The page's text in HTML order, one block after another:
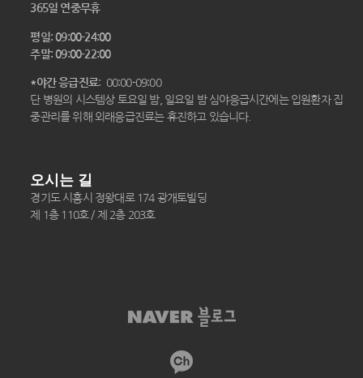
365일 연중무휴
평일: 09:00-24:00
주말: 09:00-22:00
*야간 응급진료: 00:00-09:00
단 병원의 시스템상 토요일 밤, 일요일 밤 심야응급시간에는 입원환자 집
중관리를 위해 외래응급진료는 휴진하고 있습니다.
오시는 길
경기도 시흥시 정왕대로 174 광개토빌딩
제 1층 110호 / 제 2층 203호